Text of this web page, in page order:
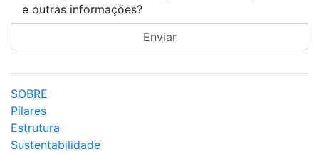
e outras informações?
SOBRE
Pilares
Estrutura
Sustentabilidade